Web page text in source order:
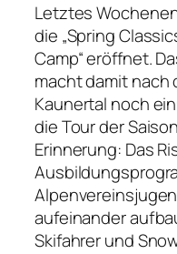
Letztes
die „Spring
Camp“ eröffnet.
macht damit nach
Kaunertal noch
die Tour der
Erinnerung: Das
aufeinander
Skifahrer und